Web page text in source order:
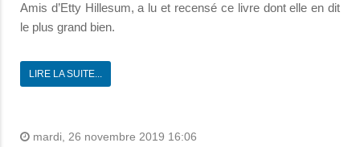
Amis d’Etty Hillesum, a lu et recensé ce livre dont elle en dit
le plus grand bien.
LIRE LA SUITE...
mardi, 26 novembre 2019 16:06